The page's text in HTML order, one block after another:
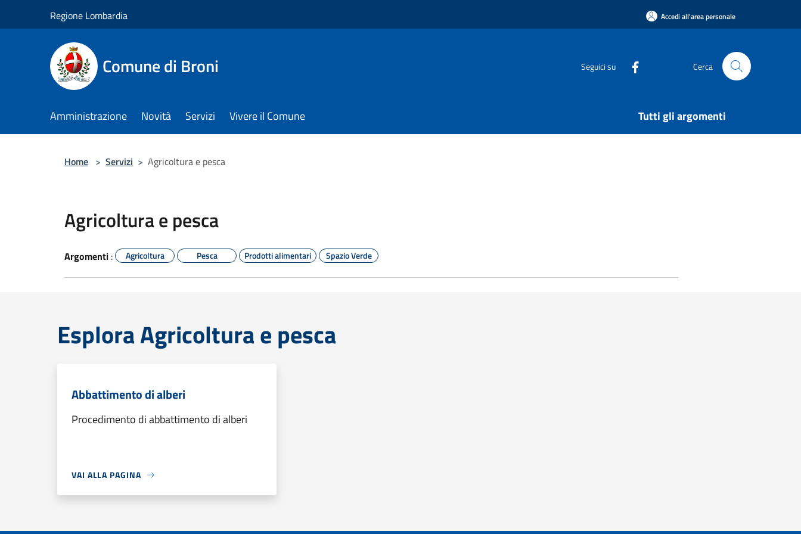
Regione Lombardia Accedi all'area personale
Comune di Broni Seguici su Cerca
Amministrazione Novità Servizi Vivere il Comune Tutti gli argomenti
Home > Servizi > Agricoltura e pesca
Agricoltura e pesca
Argomenti : Agricoltura Pesca Prodotti alimentari Spazio Verde
Esplora Agricoltura e pesca
Abbattimento di alberi
Procedimento di abbattimento di alberi
VAI ALLA PAGINA